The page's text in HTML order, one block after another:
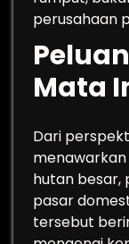
perusahaan
Mata
Dari
hutan besar,
pasar
tersebut